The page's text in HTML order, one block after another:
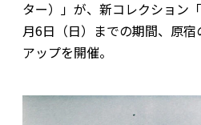
ター）」が、新コレクション
月6日（日）までの期間、原
アップを開催。